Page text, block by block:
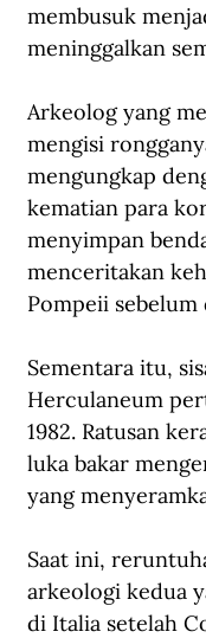
membusuk
meninggalkan
Arkeolog yang
mengisi
mengungkap
kematian para
menyimpan
menceritakan
Pompeii sebelum
Sementara itu,
Herculaneum
1982. Ratusan
luka bakar
yang
Saat ini,
arkeologi kedua
di Italia setelah